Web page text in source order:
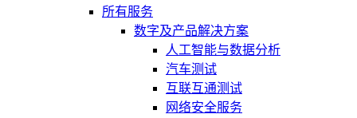
所有服务
数字及产品解决方案
人工智能与数据分析
汽车测试
互联互通测试
网络安全服务